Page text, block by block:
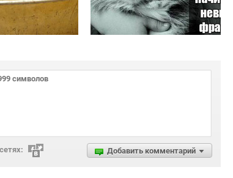
Добавить комментарий